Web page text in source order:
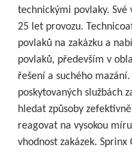
technickými povlaky.
25 let provozu.
povlaků na zakázku a
povlaků, především v
řešení a suchého
poskytovaných službách
hledat způsoby
reagovat na vysokou
vhodnost zakázek.